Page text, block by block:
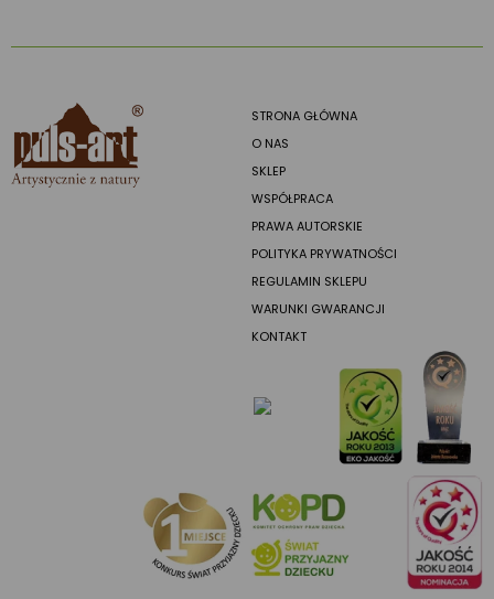
STRONA GŁÓWNA
O NAS
SKLEP
WSPÓŁPRACA
PRAWA AUTORSKIE
POLITYKA PRYWATNOŚCI
REGULAMIN SKLEPU
WARUNKI GWARANCJI
KONTAKT